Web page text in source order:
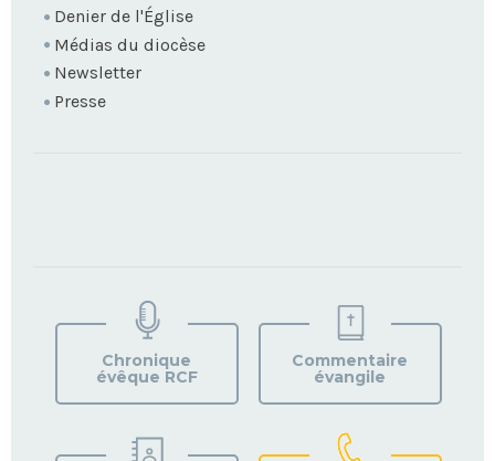
Denier de l'Église
Médias du diocèse
Newsletter
Presse
VOTRE
PAROISSE
Chronique
évêque RCF
Commentaire
évangile